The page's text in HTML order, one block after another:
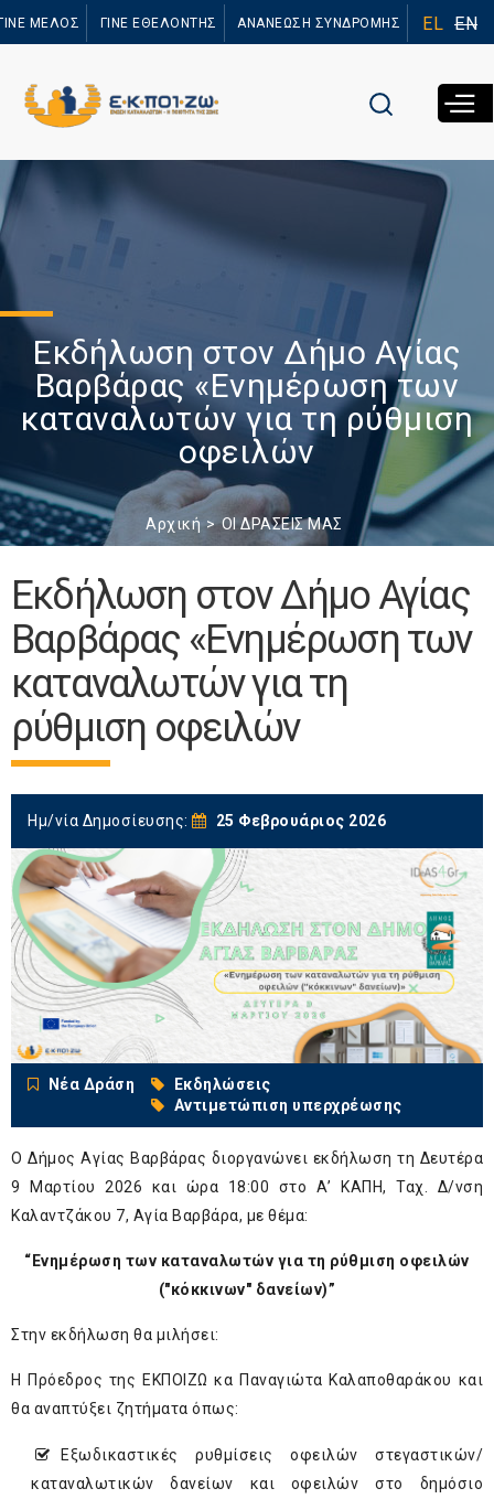
προς το
ΜΕΛΟΣ ΓΙΝΕ ΕΘΕΛΟΝΤΗΣ ΑΝΑΝΕΩΣΗ ΣΥΝΔΡΟΜΗΣ EL EN
Εκδήλωση στoν Δήμο Αγίας
Βαρβάρας «Eνημέρωση των
καταναλωτών για τη ρύθμιση
οφειλών
Αρχική ΟΙ ΔΡΑΣΕΙΣ ΜΑΣ
Εκδήλωση στoν Δήμο Αγίας
Βαρβάρας «Eνημέρωση των
καταναλωτών για τη
ρύθμιση οφειλών
Ημ/νία Δημοσίευσης: 25 Φεβρουάριος 2026
Νέα Δράση
Εκδηλώσεις
Αντιμετώπιση υπερχρέωσης
Ο Δήμος Αγίας Βαρβάρας διοργανώνει εκδήλωση τη Δευτέρα
9 Μαρτίου 2026 και ώρα 18:00 στο Α’ ΚΑΠΗ, Ταχ. Δ/νση
Καλαντζάκου 7, Αγία Βαρβάρα, με θέμα:
“Eνημέρωση των καταναλωτών για τη ρύθμιση οφειλών
("κόκκινων" δανείων)”
Στην εκδήλωση θα μιλήσει:
Η Πρόεδρος της ΕΚΠΟΙΖΩ κα Παναγιώτα Καλαποθαράκου και
θα αναπτύξει ζητήματα όπως:
Εξωδικαστικές ρυθμίσεις οφειλών στεγαστικών/
καταναλωτικών δανείων και οφειλών στο δημόσιο